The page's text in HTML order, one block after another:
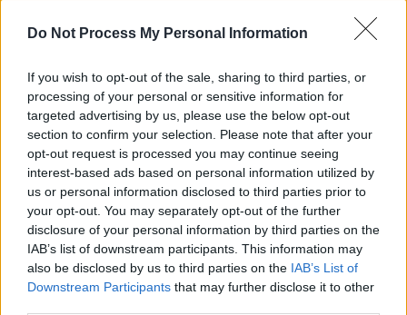
Do Not Process My Personal Information
If you wish to opt-out of the sale, sharing to third parties, or
processing of your personal or sensitive information for
targeted advertising by us, please use the below opt-out
section to confirm your selection. Please note that after your
opt-out request is processed you may continue seeing
interest-based ads based on personal information utilized by
us or personal information disclosed to third parties prior to
your opt-out. You may separately opt-out of the further
disclosure of your personal information by third parties on the
IAB’s list of downstream participants. This information may
also be disclosed by us to third parties on the IAB’s List of
Downstream Participants that may further disclose it to other
Η «Βουγονία» είναι, πάνω απ’ όλα, μια
αλληγορία για την αποσύνθεση της πίστης
του ανθρώπου σε θεσμούς, αξίες και, τελικά,
στον ίδιο τον εαυτό του. Η εμμονή του
Τέντι να πιστέψει σε κάτι μεγαλύτερο, όσο
παράλογο κι αν ακούγεται,αντικατοπτρίζει
την απελπισία ενός κόσμου που
κατακλύζεται από fake news, θεωρίες
εσχατολογίας και μια γενικευμένη αίσθηση
παρακμής. Σ' έναν τέτοιο κόσμο, το κυνήγι
μιας «ανώτερης αλήθειας» γίνεται σχεδόν
μονόδρομος, έστω κι αν οδηγεί στον